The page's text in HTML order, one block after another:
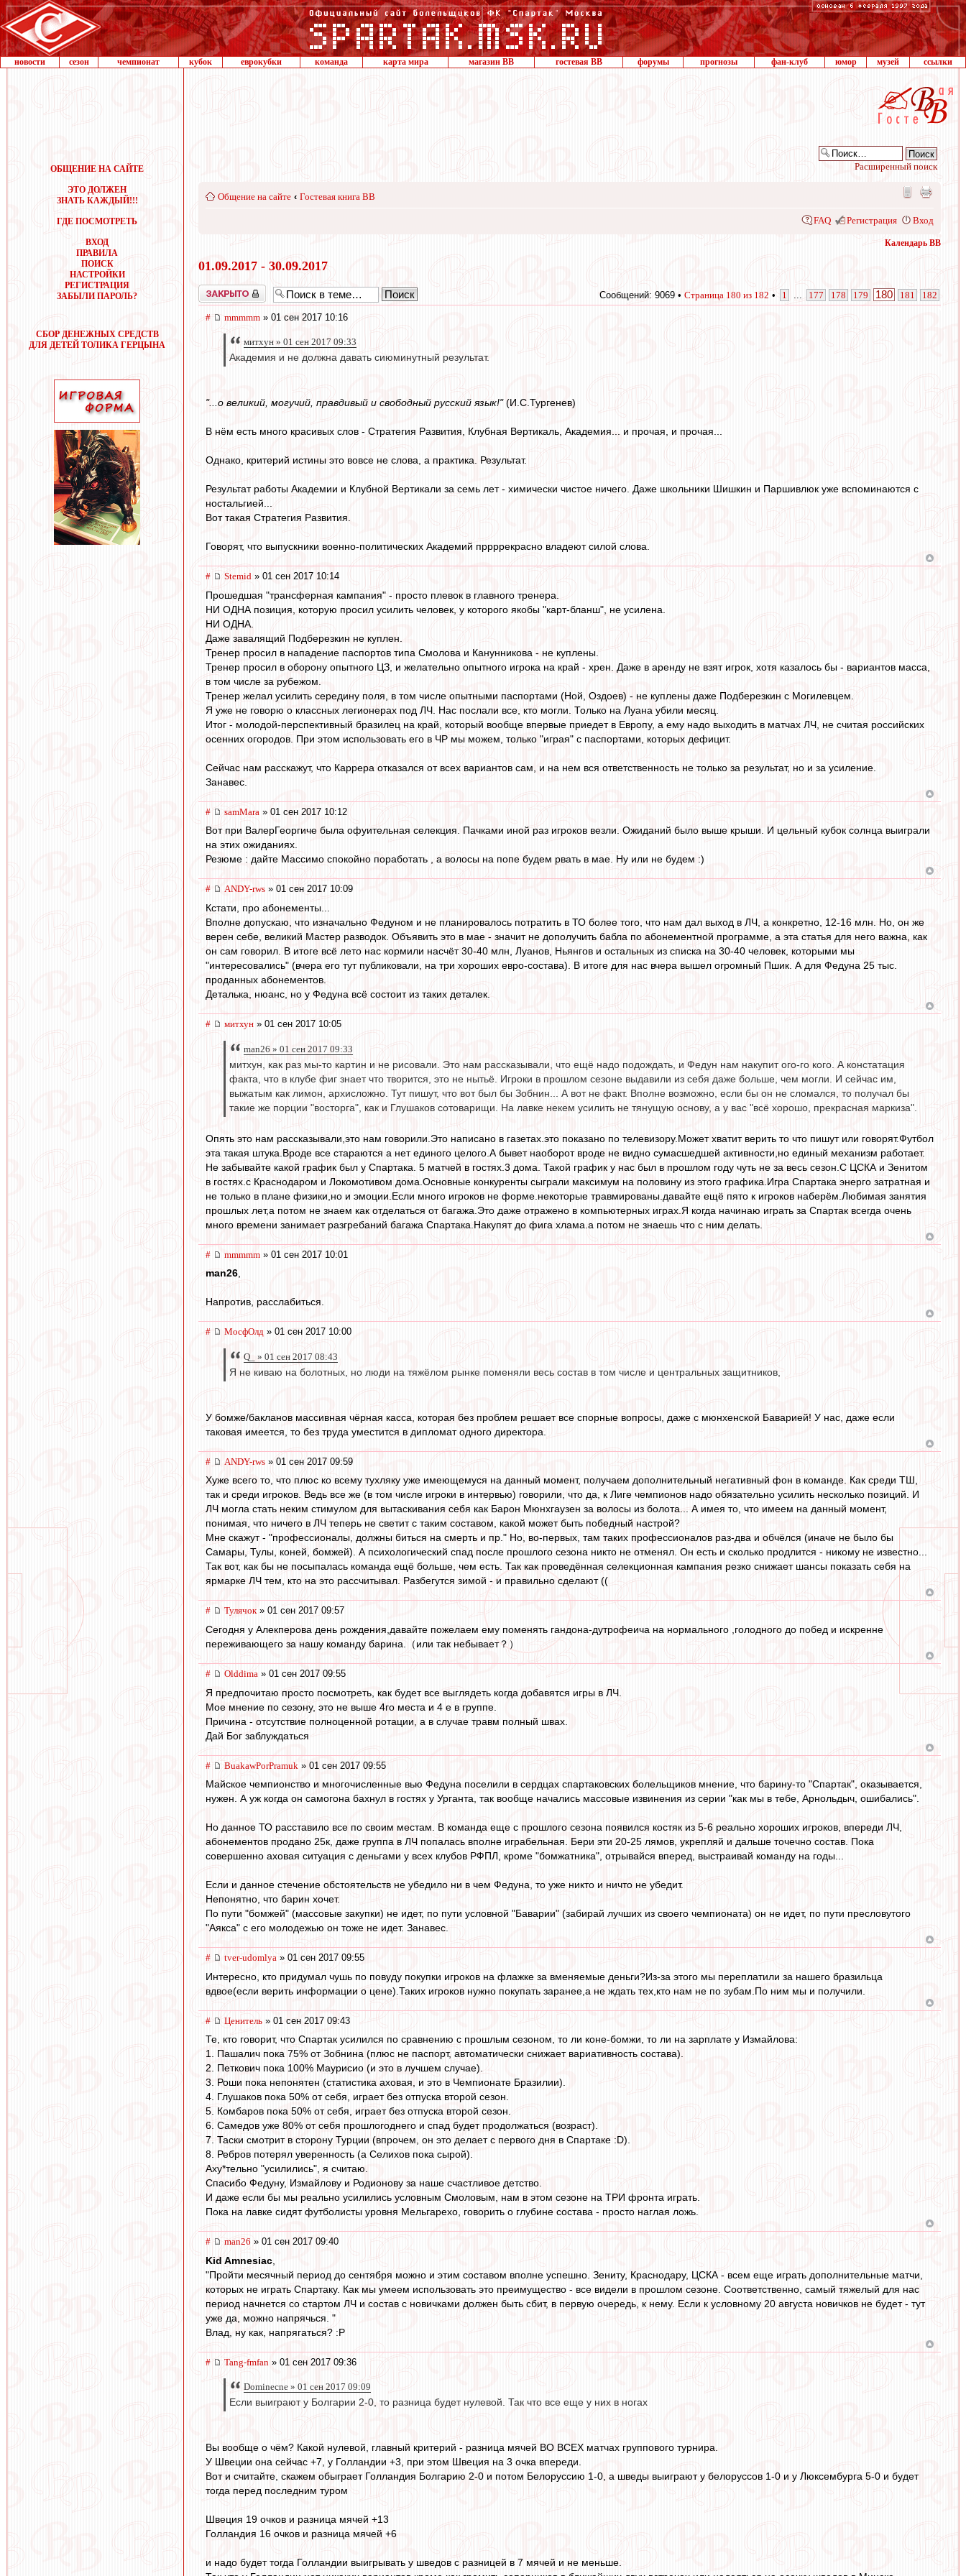
новости сезон чемпионат кубок еврокубки команда карта мира магазин ВВ гостевая ВВ форумы прогнозы фан-клуб юмор музей ссылки
ОБЩЕНИЕ НА САЙТЕ
ЭТО ДОЛЖЕН
ЗНАТЬ КАЖДЫЙ!!!
ГДЕ ПОСМОТРЕТЬ
ВХОД
ПРАВИЛА
ПОИСК
НАСТРОЙКИ
РЕГИСТРАЦИЯ
ЗАБЫЛИ ПАРОЛЬ?
СБОР ДЕНЕЖНЫХ СРЕДСТВ
ДЛЯ ДЕТЕЙ ТОЛИКА ГЕРЦЫНА
Расширенный поиск
Общение на сайте ‹ Гостевая книга ВВ
FAQ Регистрация Вход
Календарь ВВ
01.09.2017 - 30.09.2017
Закрыто Сообщений: 9069 • Страница 180 из 182 • 1 177 178 179 180 181 182
# mmmmm » 01 сен 2017 10:16
митхун » 01 сен 2017 09:33
Академия и не должна давать сиюминутный результат.
"...о великий, могучий, правдивый и свободный русский язык!"(И.С.Тургенев)
В нём есть много красивых слов - Стратегия Развития, Клубная Вертикаль, Академия... и прочая, и прочая...
Однако, критерий истины это вовсе не слова, а практика. Результат.
Результат работы Академии и Клубной Вертикали за семь лет - химически чистое ничего. Даже школьники Шишкин и Паршивлюк уже вспоминаются с
ностальгией...
Вот такая Стратегия Развития.
Говорят, что выпускники военно-политических Академий пррррекрасно владеют силой слова.
# Stemid » 01 сен 2017 10:14
Прошедшая "трансферная кампания" - просто плевок в главного тренера.
НИ ОДНА позиция, которую просил усилить человек, у которого якобы "карт-бланш", не усилена.
НИ ОДНА.
Даже завалящий Подберезкин не куплен.
Тренер просил в нападение паспортов типа Смолова и Канунникова - не куплены.
Тренер просил в оборону опытного ЦЗ, и желательно опытного игрока на край - хрен. Даже в аренду не взят игрок, хотя казалось бы - вариантов масса,
в том числе за рубежом.
Тренер желал усилить середину поля, в том числе опытными паспортами (Ной, Оздоев) - не куплены даже Подберезкин с Могилевцем.
Я уже не говорю о классных легионерах под ЛЧ. Нас послали все, кто могли. Только на Луана убили месяц.
Итог - молодой-перспективный бразилец на край, который вообще впервые приедет в Европу, а ему надо выходить в матчах ЛЧ, не считая российских
осенних огородов. При этом использовать его в ЧР мы можем, только "играя" с паспортами, которых дефицит.
Сейчас нам расскажут, что Каррера отказался от всех вариантов сам, и на нем вся ответственность не только за результат, но и за усиление.
Занавес.
# samMara » 01 сен 2017 10:12
Вот при ВалерГеоргиче была офуительная селекция. Пачками иной раз игроков везли. Ожиданий было выше крыши. И цельный кубок солнца выиграли
на этих ожиданиях.
Резюме : дайте Массимо спокойно поработать , а волосы на попе будем рвать в мае. Ну или не будем :)
# ANDY-rws » 01 сен 2017 10:09
Кстати, про абонементы...
Вполне допускаю, что изначально Федуном и не планировалось потратить в ТО более того, что нам дал выход в ЛЧ, а конкретно, 12-16 млн. Но, он же
верен себе, великий Мастер разводок. Объявить это в мае - значит не дополучить бабла по абонементной программе, а эта статья для него важна, как
он сам говорил. В итоге всё лето нас кормили насчёт 30-40 млн, Луанов, Ньянгов и остальных из списка на 30-40 человек, которыми мы
"интересовались" (вчера его тут публиковали, на три хороших евро-состава). В итоге для нас вчера вышел огромный Пшик. А для Федуна 25 тыс.
проданных абонементов.
Деталька, нюанс, но у Федуна всё состоит из таких деталек.
# митхун » 01 сен 2017 10:05
man26 » 01 сен 2017 09:33
митхун, как раз мы-то картин и не рисовали. Это нам рассказывали, что ещё надо подождать, и Федун нам накупит ого-го кого. А констатация
факта, что в клубе фиг знает что творится, это не нытьё. Игроки в прошлом сезоне выдавили из себя даже больше, чем могли. И сейчас им,
выжатым как лимон, архисложно. Тут пишут, что вот был бы Зобнин... А вот не факт. Вполне возможно, если бы он не сломался, то получал бы
такие же порции "восторга", как и Глушаков сотоварищи. На лавке некем усилить не тянущую основу, а у вас "всё хорошо, прекрасная маркиза".
Опять это нам рассказывали,это нам говорили.Это написано в газетах.это показано по телевизору.Может хватит верить то что пишут или говорят.Футбол
эта такая штука.Вроде все стараются а нет единого целого.А бывет наоборот вроде не видно сумасшедшей активности,но единый механизм работает.
Не забывайте какой график был у Спартака. 5 матчей в гостях.3 дома. Такой график у нас был в прошлом году чуть не за весь сезон.С ЦСКА и Зенитом
в гостях.с Краснодаром и Локомотивом дома.Основные конкуренты сыграли максимум на половину из этого графика.Игра Спартака энерго затратная и
не только в плане физики,но и эмоции.Если много игроков не форме.некоторые травмированы.давайте ещё пято к игроков наберём.Любимая занятия
прошлых лет,а потом не знаем как отделаться от багажа.Это даже отражено в компьютерных играх.Я когда начинаю играть за Спартак всегда очень
много времени занимает разгребаний багажа Спартака.Накупят до фига хлама.а потом не знаешь что с ним делать.
# mmmmm » 01 сен 2017 10:01
man26
Напротив, расслабиться.
# МосфОлд » 01 сен 2017 10:00
Q_ » 01 сен 2017 08:43
Я не киваю на болотных, но люди на тяжёлом рынке поменяли весь состав в том числе и центральных защитников,
У бомже/бакланов массивная чёрная касса, которая без проблем решает все спорные вопросы, даже с мюнхенской Баварией! У нас, даже если
таковая имеется, то без труда уместится в дипломат одного директора.
# ANDY-rws » 01 сен 2017 09:59
Хуже всего то, что плюс ко всему тухляку уже имеющемуся на данный момент, получаем дополнительный негативный фон в команде. Как среди ТШ,
так и среди игроков. Ведь все же (в том числе игроки в интервью) говорили, что да, к Лиге чемпионов надо обязательно усилить несколько позиций. И
ЛЧ могла стать неким стимулом для вытаскивания себя как Барон Мюнхгаузен за волосы из болота... А имея то, что имеем на данный момент,
понимая, что ничего в ЛЧ теперь не светит с таким составом, какой может быть победный настрой?
Мне скажут - "профессионалы, должны биться на смерть и пр." Но, во-первых, там таких профессионалов раз-два и обчёлся (иначе не было бы
Самары, Тулы, коней, бомжей). А психологический спад после прошлого сезона никто не отменял. Он есть и сколько продлится - никому не известно...
Так вот, как бы не посыпалась команда ещё больше, чем есть. Так как проведённая селекционная кампания резко снижает шансы показать себя на
ярмарке ЛЧ тем, кто на это рассчитывал. Разбегутся зимой - и правильно сделают ((
# Тулячок» 01 сен 2017 09:57
Сегодня у Алекперова день рождения,давайте пожелаем ему поменять гандона-дутрофеича на нормального ,голодного до побед и искренне
переживающего за нашу команду барина.（или так небывает？）
# Olddima » 01 сен 2017 09:55
Я предпочитаю просто посмотреть, как будет все выглядеть когда добавятся игры в ЛЧ.
Мое мнение по сезону, это не выше 4го места и 4 е в группе.
Причина - отсутствие полноценной ротации, а в случае травм полный швах.
Дай Бог заблуждаться
# BuakawPorPramuk » 01 сен 2017 09:55
Майское чемпионство и многочисленные вью Федуна поселили в сердцах спартаковских болельщиков мнение, что барину-то "Спартак", оказывается,
нужен. А уж когда он самогона бахнул в гостях у Урганта, так вообще начались массовые извинения из серии "как мы в тебе, Арнольдыч, ошибались".
Но данное ТО расставило все по своим местам. В команда еще с прошлого сезона появился костяк из 5-6 реально хороших игроков, впереди ЛЧ,
абонементов продано 25к, даже группа в ЛЧ попалась вполне играбельная. Бери эти 20-25 лямов, укрепляй и дальше точечно состав. Пока
совершенно аховая ситуация с деньгами у всех клубов РФПЛ, кроме "бомжатника", отрывайся вперед, выстраивай команду на годы...
Если и данное стечение обстоятельств не убедило ни в чем Федуна, то уже никто и ничто не убедит.
Непонятно, что барин хочет.
По пути "бомжей" (массовые закупки) не идет, по пути условной "Баварии" (забирай лучших из своего чемпионата) он не идет, по пути пресловутого
"Аякса" с его молодежью он тоже не идет. Занавес.
# tver-udomlya » 01 сен 2017 09:55
Интересно, кто придумал чушь по повуду покупки игроков на флажке за вменяемые деньги?Из-за этого мы переплатили за нашего бразильца
вдвое(если верить информации о цене).Таких игроков нужно покупать заранее,а не ждать тех,кто нам не по зубам.По ним мы и получили.
# Ценитель » 01 сен 2017 09:43
Те, кто говорит, что Спартак усилился по сравнению с прошлым сезоном, то ли коне-бомжи, то ли на зарплате у Измайлова:
1. Пашалич пока 75% от Зобнина (плюс не паспорт, автоматически снижает вариативность состава).
2. Петкович пока 100% Маурисио (и это в лучшем случае).
3. Роши пока непонятен (статистика аховая, и это в Чемпионате Бразилии).
4. Глушаков пока 50% от себя, играет без отпуска второй сезон.
5. Комбаров пока 50% от себя, играет без отпуска второй сезон.
6. Самедов уже 80% от себя прошлогоднего и спад будет продолжаться (возраст).
7. Таски смотрит в сторону Турции (впрочем, он это делает с первого дня в Спартаке :D).
8. Ребров потерял уверенность (а Селихов пока сырой).
Аху*тельно "усилились", я считаю.
Спасибо Федуну, Измайлову и Родионову за наше счастливое детство.
И даже если бы мы реально усилились условным Смоловым, нам в этом сезоне на ТРИ фронта играть.
Пока на лавке сидят футболисты уровня Мельгарехо, говорить о глубине состава - просто наглая ложь.
# man26 » 01 сен 2017 09:40
Kid Amnesiac
"Пройти месячный период до сентября можно и этим составом вполне успешно. Зениту, Краснодару, ЦСКА - всем еще играть дополнительные матчи,
которых не играть Спартаку. Как мы умеем использовать это преимущество - все видели в прошлом сезоне. Соответственно, самый тяжелый для нас
период начнется со стартом ЛЧ и состав с новичками должен быть сбит, в первую очередь, к нему. Если к условному 20 августа новичков не будет - тут
уже да, можно напрячься. "
Влад, ну как, напрягаться? :P
# Tang-fmfan » 01 сен 2017 09:36
Dominecne » 01 сен 2017 09:09
Если выиграют у Болгарии 2-0, то разница будет нулевой. Так что все еще у них в ногах
Вы вообще о чём? Какой нулевой, главный критерий - разница мячей ВО ВСЕХ матчах группового турнира.
У Швеции она сейчас +7, у Голландии +3, при этом Швеция на 3 очка впереди.
Вот и считайте, скажем обыграет Голландия Болгарию 2-0 и потом Белоруссию 1-0, а шведы выиграют у белоруссов 1-0 и у Люксембурга 5-0 и будет
тогда перед последним туром
Швеция 19 очков и разница мячей +13
Голландия 16 очков и разница мячей +6
и надо будет тогда Голландии выигрывать у шведов с разницей в 7 мячей и не меньше.